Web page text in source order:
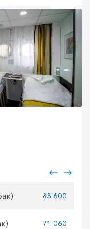
83 600
71 060